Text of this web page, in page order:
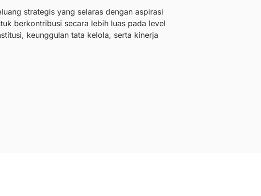
strategis yang selaras dengan aspirasi
berkontribusi secara lebih luas pada level
keunggulan tata kelola, serta kinerja